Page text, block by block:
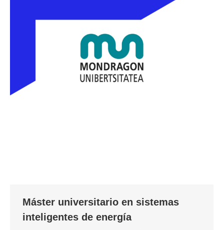
Máster universitario en sistemas
inteligentes de energía